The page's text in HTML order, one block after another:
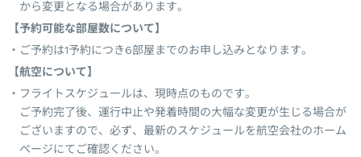
から変更となる場合があります。
【予約可能な部屋数について】
ご予約は1予約につき6部屋までのお申し込みとなります。
【航空について】
フライトスケジュールは、現時点のものです。
ご予約完了後、運行中止や発着時間の大幅な変更が生じる場合が
ございますので、必ず、最新のスケジュールを航空会社のホーム
ページにてご確認ください。